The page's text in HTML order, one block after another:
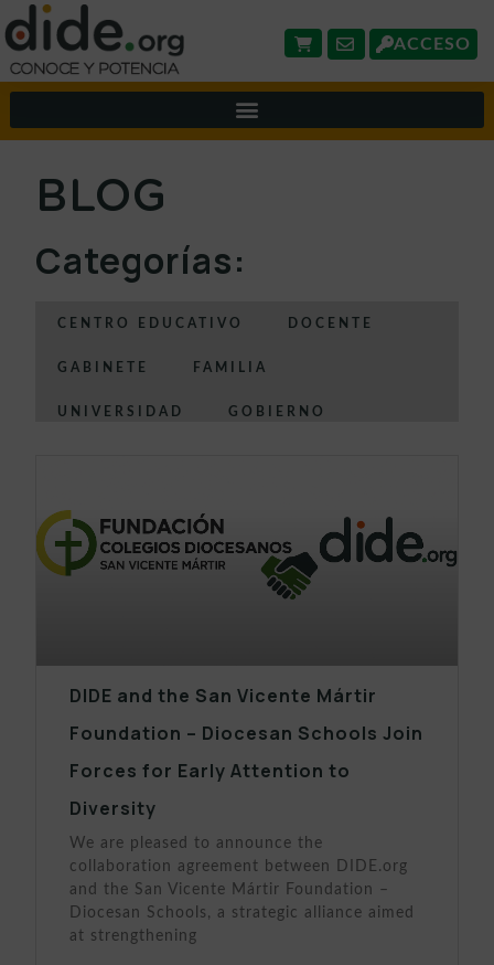
ACCESO
BLOG
Categorías:
CENTRO EDUCATIVO DOCENTE
GABINETE FAMILIA
UNIVERSIDAD GOBIERNO
DIDE and the San Vicente Mártir
Foundation – Diocesan Schools Join
Forces for Early Attention to
Diversity
We are pleased to announce the
collaboration agreement between DIDE.org
and the San Vicente Mártir Foundation –
Diocesan Schools, a strategic alliance aimed
at strengthening